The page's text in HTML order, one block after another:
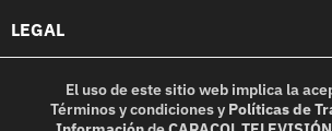
LEGAL
El uso de este sitio web implica la
Términos y condicionesy Políticas de